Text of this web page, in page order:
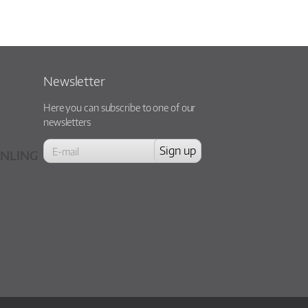
Newsletter
Here you can subscribe to one of our
newsletters